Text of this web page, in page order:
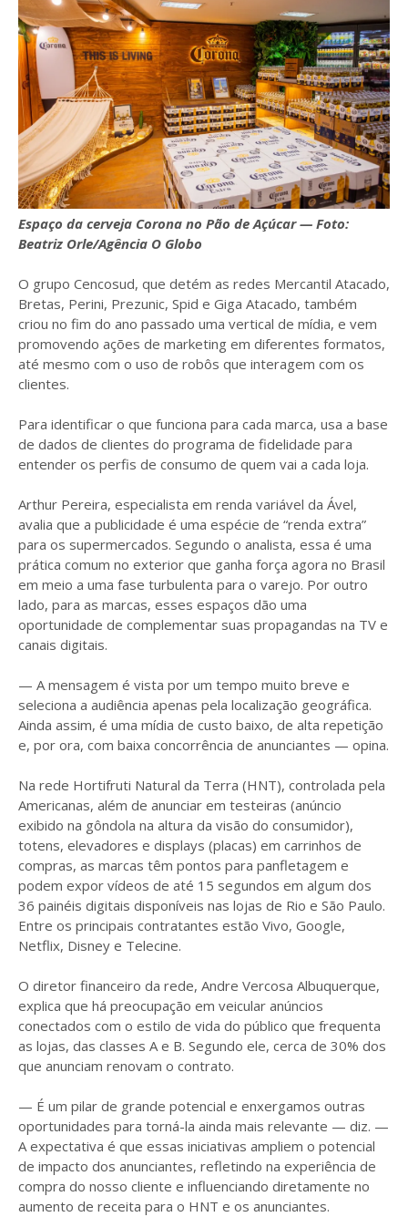
Espaço da cerveja Corona no Pão de Açúcar — Foto:
Beatriz Orle/Agência O Globo
O grupo Cencosud, que detém as redes Mercantil Atacado,
Bretas, Perini, Prezunic, Spid e Giga Atacado, também
criou no fim do ano passado uma vertical de mídia, e vem
promovendo ações de marketing em diferentes formatos,
até mesmo com o uso de robôs que interagem com os
clientes.
Para identificar o que funciona para cada marca, usa a base
de dados de clientes do programa de fidelidade para
entender os perfis de consumo de quem vai a cada loja.
Arthur Pereira, especialista em renda variável da Ável,
avalia que a publicidade é uma espécie de “renda extra”
para os supermercados. Segundo o analista, essa é uma
prática comum no exterior que ganha força agora no Brasil
em meio a uma fase turbulenta para o varejo. Por outro
lado, para as marcas, esses espaços dão uma
oportunidade de complementar suas propagandas na TV e
canais digitais.
— A mensagem é vista por um tempo muito breve e
seleciona a audiência apenas pela localização geográfica.
Ainda assim, é uma mídia de custo baixo, de alta repetição
e, por ora, com baixa concorrência de anunciantes — opina.
Na rede Hortifruti Natural da Terra (HNT), controlada pela
Americanas, além de anunciar em testeiras (anúncio
exibido na gôndola na altura da visão do consumidor),
totens, elevadores e displays (placas) em carrinhos de
compras, as marcas têm pontos para panfletagem e
podem expor vídeos de até 15 segundos em algum dos
36 painéis digitais disponíveis nas lojas de Rio e São Paulo.
Entre os principais contratantes estão Vivo, Google,
Netflix, Disney e Telecine.
O diretor financeiro da rede, Andre Vercosa Albuquerque,
explica que há preocupação em veicular anúncios
conectados com o estilo de vida do público que frequenta
as lojas, das classes A e B. Segundo ele, cerca de 30% dos
que anunciam renovam o contrato.
— É um pilar de grande potencial e enxergamos outras
oportunidades para torná-la ainda mais relevante — diz. —
A expectativa é que essas iniciativas ampliem o potencial
de impacto dos anunciantes, refletindo na experiência de
compra do nosso cliente e influenciando diretamente no
aumento de receita para o HNT e os anunciantes.